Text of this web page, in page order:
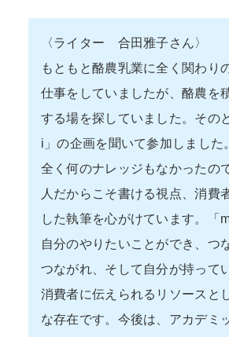
〈ライター 合田雅子さん〉
もともと酪農乳業に全く関わり
仕事をしていましたが、酪農を
する場を探していました。その
i」の企画を聞いて参加しました
全く何のナレッジもなかったの
人だからこそ書ける視点、消費
した執筆を心がけています。「
自分のやりたいことができ、つ
つながれ、そして自分が持って
消費者に伝えられるリソースと
な存在です。今後は、アカデミ